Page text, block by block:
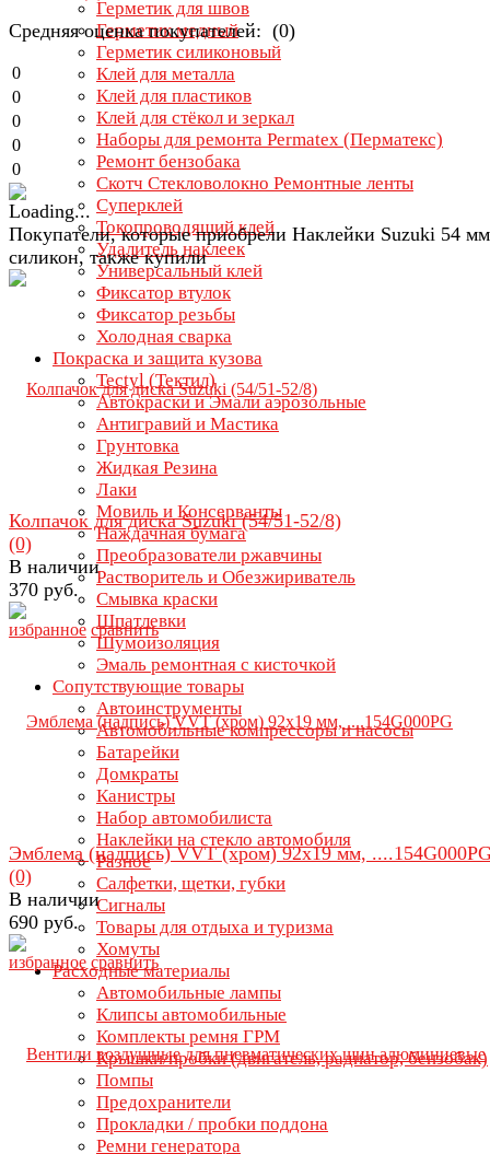
Герметик для швов
Герметик медный
Герметик силиконовый
Клей для металла
Клей для пластиков
Клей для стёкол и зеркал
Наборы для ремонта Permatex (Перматекс)
Ремонт бензобака
Скотч Стекловолокно Ремонтные ленты
Суперклей
Токопроводящий клей
Удалитель наклеек
Универсальный клей
Фиксатор втулок
Фиксатор резьбы
Холодная сварка
Покраска и защита кузова
Tectyl (Тектил)
Автокраски и Эмали аэрозольные
Антигравий и Мастика
Грунтовка
Жидкая Резина
Лаки
Мовиль и Консерванты
Наждачная бумага
Преобразователи ржавчины
Растворитель и Обезжириватель
Смывка краски
Шпатлевки
Шумоизоляция
Эмаль ремонтная с кисточкой
Сопутствующие товары
Автоинструменты
Автомобильные компрессоры и насосы
Батарейки
Домкраты
Канистры
Набор автомобилиста
Наклейки на стекло автомобиля
Разное
Салфетки, щетки, губки
Сигналы
Товары для отдыха и туризма
Хомуты
Расходные материалы
Автомобильные лампы
Клипсы автомобильные
Комплекты ремня ГРМ
Крышки/пробки (двигатель, радиатор, бензобак)
Помпы
Предохранители
Прокладки / пробки поддона
Ремни генератора
Средняя оценка покупателей: (0)
0
0
0
0
0
Покупатели, которые приобрели Наклейки Suzuki 54 мм
силикон, также купили
избранное сравнить
Колпачок для диска Suzuki (54/51-52/8)
(0)
В наличии
370 руб.
избранное сравнить
Эмблема (надпись) VVT (хром) 92х19 мм,
(0)
В наличии
690 руб.